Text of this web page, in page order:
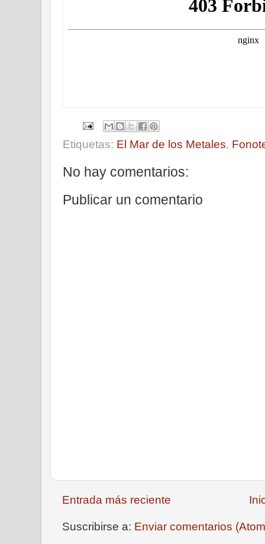
Etiquetas: El Mar de los Metales,
No hay comentarios:
Publicar un comentario
Entrada más reciente
Suscribirse a: Enviar comentarios